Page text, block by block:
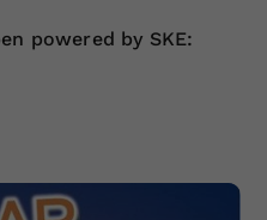
powered by SKE: